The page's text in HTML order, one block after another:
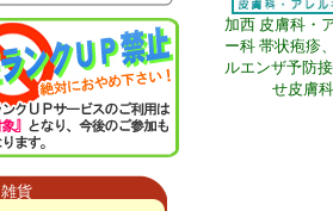
雑貨
加西 皮膚科・
ー科 帯状疱疹
ルエンザ予防
せ皮膚科